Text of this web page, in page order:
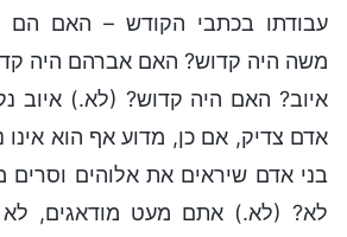
עבודתו בכתבי הקודש – האם הם
משה היה קדוש? האם אברהם היה
איוב? האם היה קדוש? (לא.) איוב
אדם צדיק, אם כן, מדוע אף הוא אינו
בני אדם שיראים את אלוהים וסרים
לא? (לא.) אתם מעט מודאגים, לא